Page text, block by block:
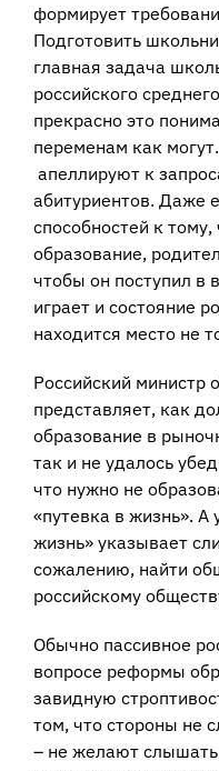
формирует
Подготовить
главная задача
российского
прекрасно это
переменам как
апеллируют к
абитуриентов. Даже
способностей к
образование,
чтобы он поступил в
играет и состояние
находится место не
Российский министр
представляет, как
образование в
так и не удалось
что нужно не
«путевка в жизнь». А
жизнь» указывает
сожалению, найти
российскому
Обычно пассивное
вопросе реформы
завидную
том, что стороны не
– не желают